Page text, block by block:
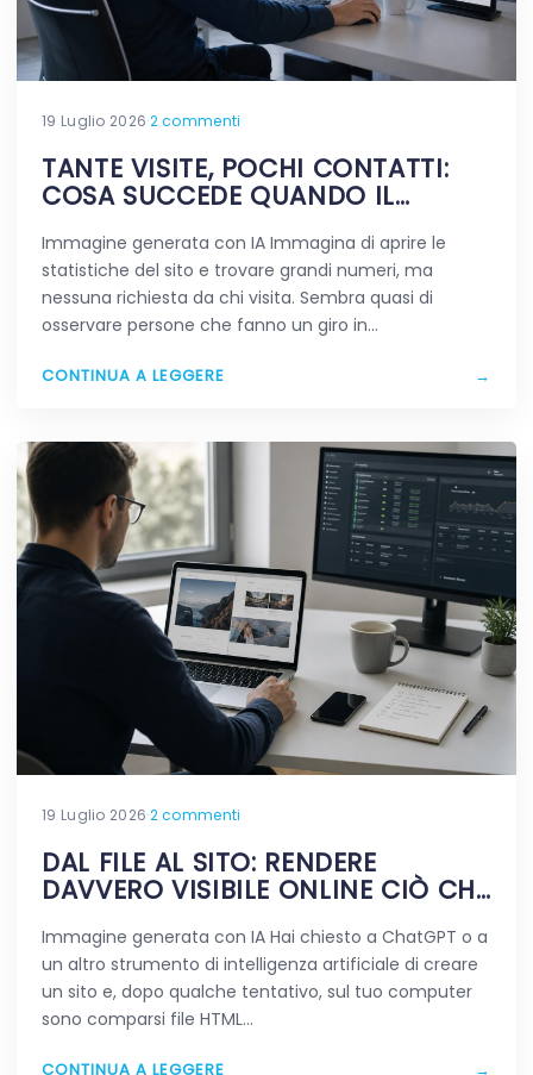
19 Luglio 2026·2 commenti
TANTE VISITE, POCHI CONTATTI:
COSA SUCCEDE QUANDO IL
Immagine generata con IA Immagina di aprire le
statistiche del sito e trovare grandi numeri, ma
nessuna richiesta da chi visita. Sembra quasi di
osservare persone che fanno un giro in…
CONTINUA A LEGGERE →
19 Luglio 2026·2 commenti
DAL FILE AL SITO: RENDERE
DAVVERO VISIBILE ONLINE CIÒ CHE
Immagine generata con IA Hai chiesto a ChatGPT o a
un altro strumento di intelligenza artificiale di creare
un sito e, dopo qualche tentativo, sul tuo computer
sono comparsi file HTML…
CONTINUA A LEGGERE →